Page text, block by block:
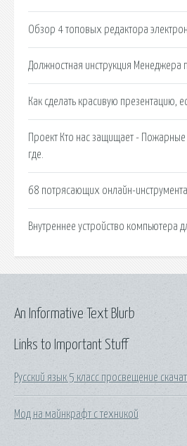
Обзор 4 топовых редактора
Должностная инструкция Менеджера
Как сделать красивую презентацию,
Проект Кто нас защищает -
где.
68 потрясающих онлайн-инструмента
Внутреннее устройство компьютера
Links to Important Stuff
Русский язык 5 класс просвещение
Мод на майнкрафт с техникой
An Informative Text Blurb